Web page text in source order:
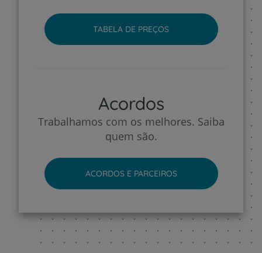
TABELA DE PREÇOS
Acordos
Trabalhamos com os melhores. Saiba
quem são.
ACORDOS E PARCEIROS